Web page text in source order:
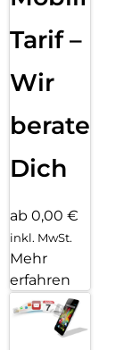
Tarif –
Wir
beraten
Dich
ab 0,00 €
inkl. MwSt.
Mehr
erfahren